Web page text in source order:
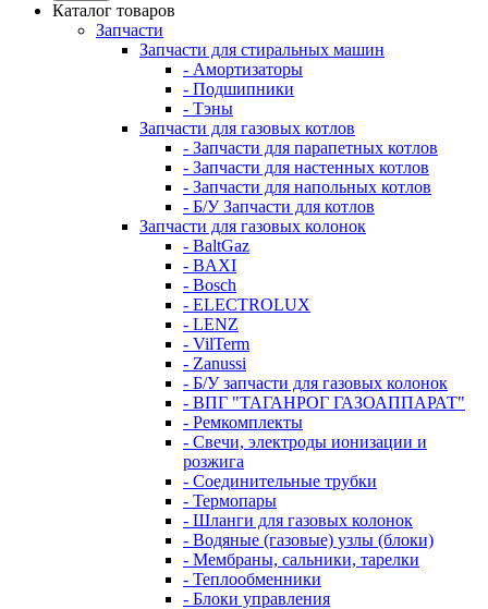
Каталог товаров
Запчасти
Запчасти для стиральных машин
- Амортизаторы
- Подшипники
- Тэны
Запчасти для газовых котлов
- Запчасти для парапетных котлов
- Запчасти для настенных котлов
- Запчасти для напольных котлов
- Б/У Запчасти для котлов
Запчасти для газовых колонок
- BaltGaz
- BAXI
- Bosch
- ELECTROLUX
- LENZ
- VilTerm
- Zanussi
- Б/У запчасти для газовых колонок
- ВПГ "ТАГАНРОГ ГАЗОАППАРАТ"
- Ремкомплекты
- Свечи, электроды ионизации и
розжига
- Соединительные трубки
- Термопары
- Шланги для газовых колонок
- Водяные (газовые) узлы (блоки)
- Мембраны, сальники, тарелки
- Теплообменники
- Блоки управления